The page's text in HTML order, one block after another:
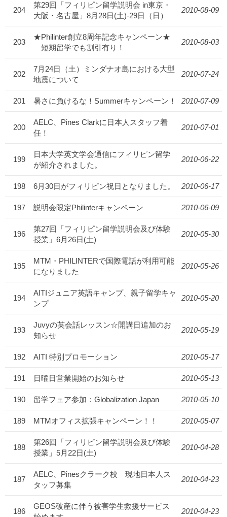
204
第29回「フィリピン留学説明会 in東京・
大阪・名古屋」8月28日(土)-29日（日）
2010-08-09
203
★Philinter創立8周年記念キャンペーン★
短期留学でも割引有り！
2010-08-03
202
7月24日（土）ミンダナオ島における大型
地震について
2010-07-24
201 暑さに負けるな！Summerキャンペーン！ 2010-07-09
200
AELC、Pines Clarkに日本人スタッフ着
任！
2010-07-01
199
日本大学英文学会通信にフィリピン留学
が紹介されました。
2010-06-22
198 6月30日がフィリピン祝日となりました。 2010-06-17
197 説明会限定Philinterキャンペーン 2010-06-09
196
第27回「フィリピン留学説明会及び体験
授業」6月26日(土)
2010-05-30
195
MTM・PHILINTERで国際電話が利用可能
になりました
2010-05-26
194
AITIジュニア英語キャンプ、親子留学キャ
ンプ
2010-05-20
193
Juvyの英会話レッスン☆開講日追加のお
知らせ
2010-05-19
192 AITI 特別プロモーション 2010-05-17
191 日曜日営業開始のお知らせ 2010-05-13
190 留学フェア参加：Globalization Japan 2010-05-10
189 MTMオフィス拡張キャンペーン！！ 2010-05-07
188
第26回「フィリピン留学説明会及び体験
授業」5月22日(土)
2010-04-28
187
AELC、Pinesクラーク校 現地日本人ス
タッフ募集
2010-04-23
186
GEOS破産に伴う被害学生救援サービス
2010-04-23